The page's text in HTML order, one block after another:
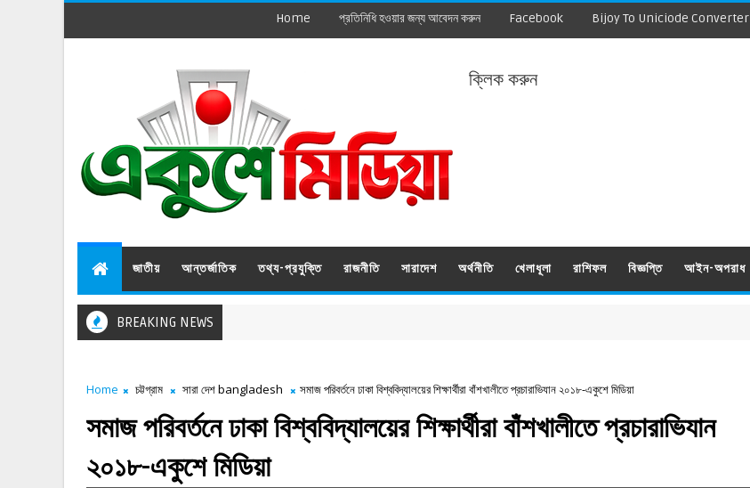
Home প্রতিনিধি হওয়ার জন্য আবেদন করুন Facebook Bijoy To Uniciode Converter
ক্লিক করুন
জাতীয় আন্তর্জাতিক তথ্য-প্রযুক্তি রাজনীতি সারাদেশ অর্থনীতি খেলাধূলা রাশিফল বিজ্ঞপ্তি আইন-অপরাধ
BREAKING NEWS
Home চট্টগ্রাম সারা দেশ bangladesh সমাজ পরিবর্তনে ঢাকা বিশ্ববিদ্যালয়ের শিক্ষার্থীরা বাঁশখালীতে প্রচারাভিযান ২০১৮-একুশে মিডিয়া
সমাজ পরিবর্তনে ঢাকা বিশ্ববিদ্যালয়ের শিক্ষার্থীরা বাঁশখালীতে প্রচারাভিযান
২০১৮-একুশে মিডিয়া